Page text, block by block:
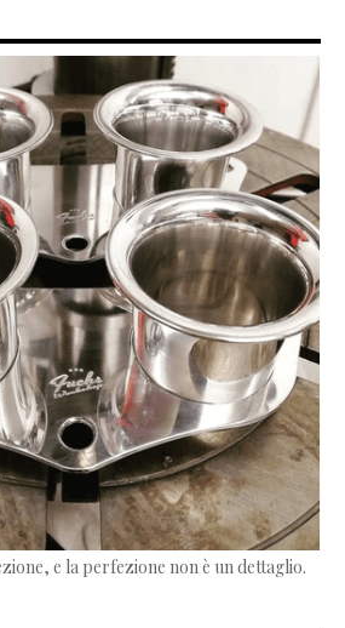
e la perfezione non è un dettaglio.